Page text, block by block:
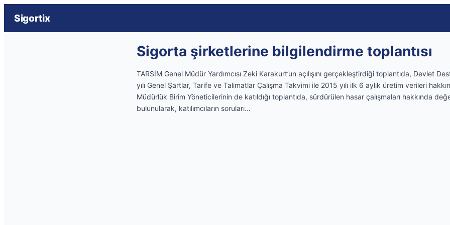
Sigortix
Sigorta şirketlerine bilgilendirme toplantısı
TARSİM Genel Müdür Yardımcısı Zeki Karakurt’un açılışını gerçekleştirdiği toplantıda, Devlet
yılı Genel Şartlar, Tarife ve Talimatlar Çalışma Takvimi ile 2015 yılı ilk 6 aylık üretim verileri
Müdürlük Birim Yöneticilerinin de katıldığı toplantıda, sürdürülen hasar çalışmaları hakkında
bulunularak, katılımcıların soruları…